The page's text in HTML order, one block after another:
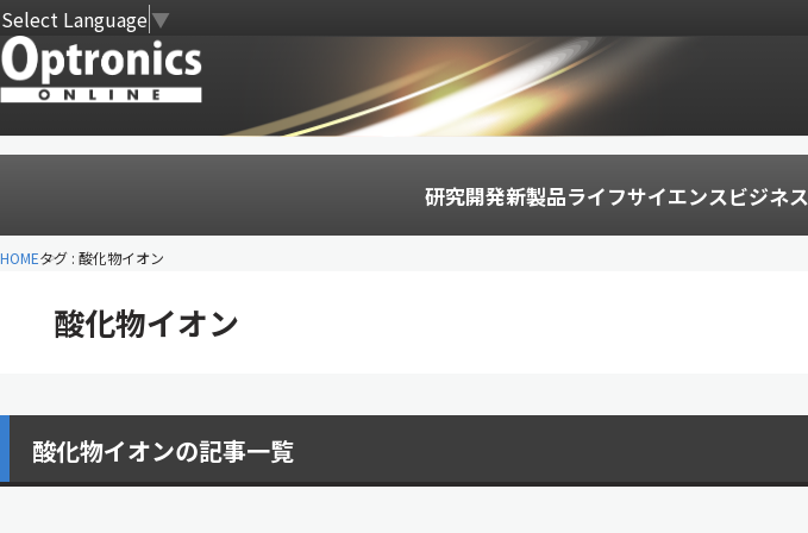
Select Language▼
研究開発新製品ライフサイエンスビジネス
HOMEタグ : 酸化物イオン
酸化物イオン
酸化物イオンの記事一覧